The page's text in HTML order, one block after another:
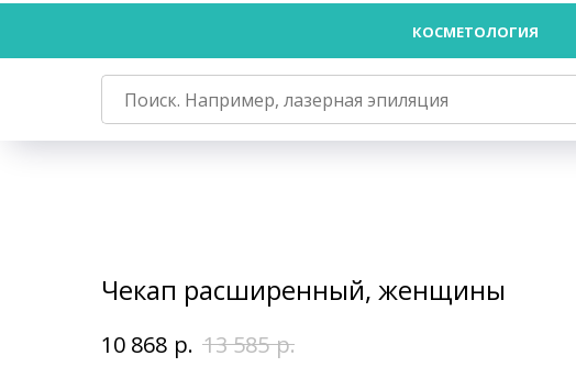
КОСМЕТОЛОГИЯ
Чекап расширенный, женщины
10 868 р. 13 585 р.